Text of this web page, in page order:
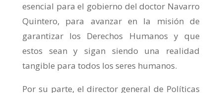
esencial para el gobierno del doctor Navarro
Quintero, para avanzar en la misión de
garantizar los Derechos Humanos y que
estos sean y sigan siendo una realidad
tangible para todos los seres humanos.
Por su parte, el director general de Políticas